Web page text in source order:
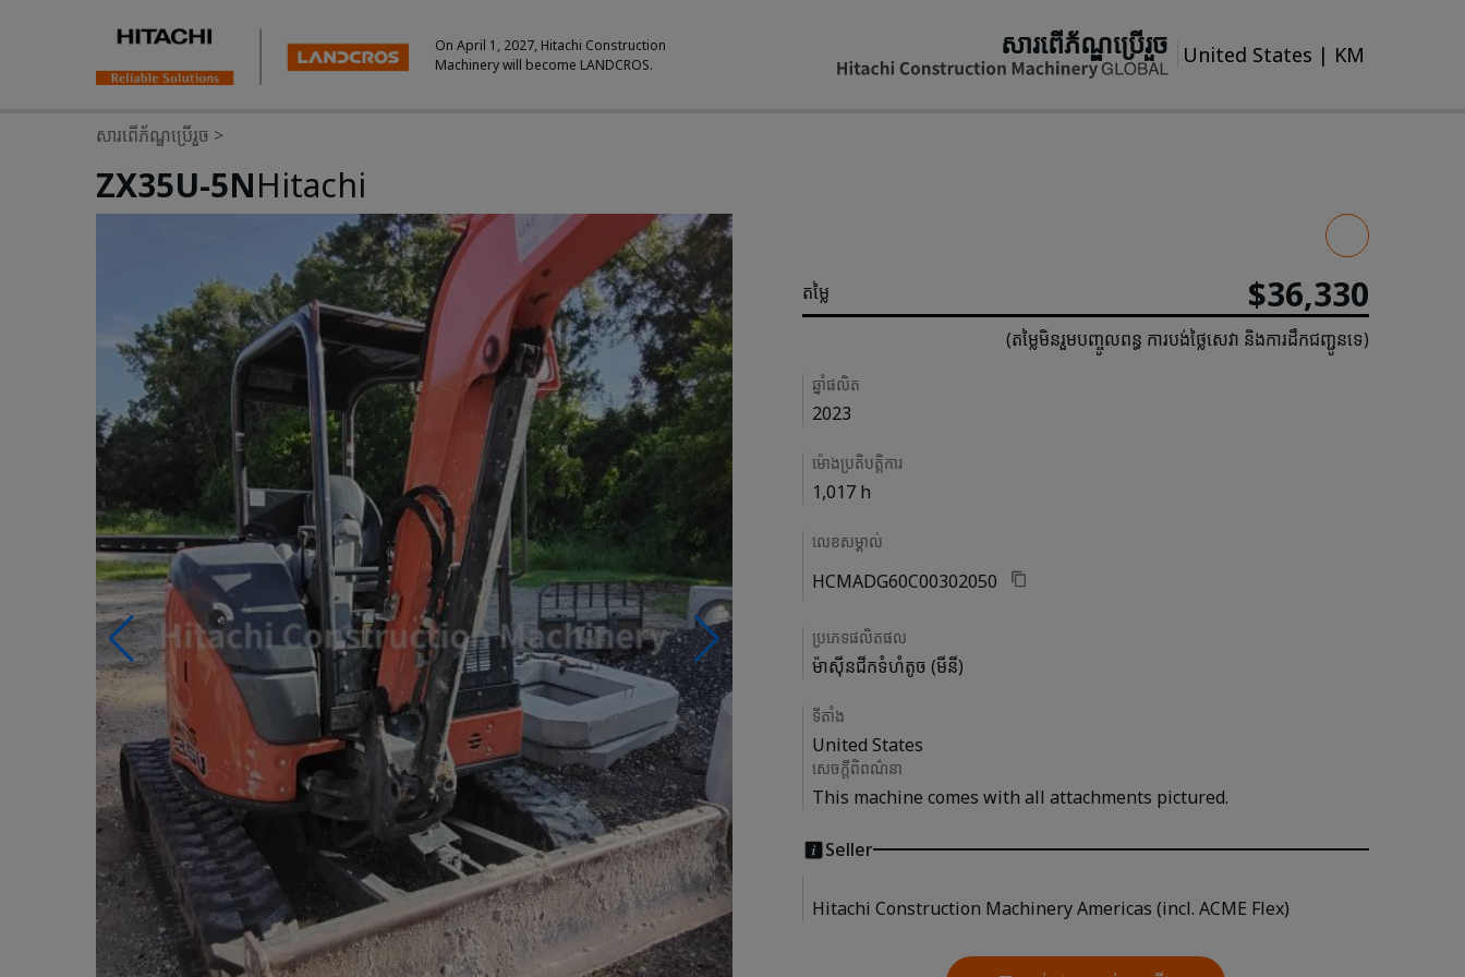
On April 1, 2027, Hitachi Construction
Machinery will become LANDCROS.
សារពើភ័ណ្ឌប្រើរួច United States | KM
សារពើភ័ណ្ឌប្រើរួច >
ZX35U-5NHitachi
តម្លៃ $36,330
(តម្លៃមិនរួមបញ្ចូលពន្ធ ការបង់ថ្លៃសេវា និងការដឹកជញ្ជូនទេ)
Details
ឆ្នាំផលិត
2023
ម៉ោងប្រតិបត្តិការ
1,017 h
លេខសម្គាល់
HCMADG60C00302050
ប្រភេទផលិតផល
ម៉ាស៊ីនជីកទំហំតូច (មីនី)
ទីតាំង
United States
សេចក្តីពិពណ៌នា
This machine comes with all attachments pictured.
Seller
Hitachi Construction Machinery Americas (incl. ACME Flex)